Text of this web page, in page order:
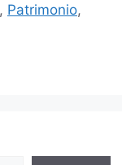
, Patrimonio,